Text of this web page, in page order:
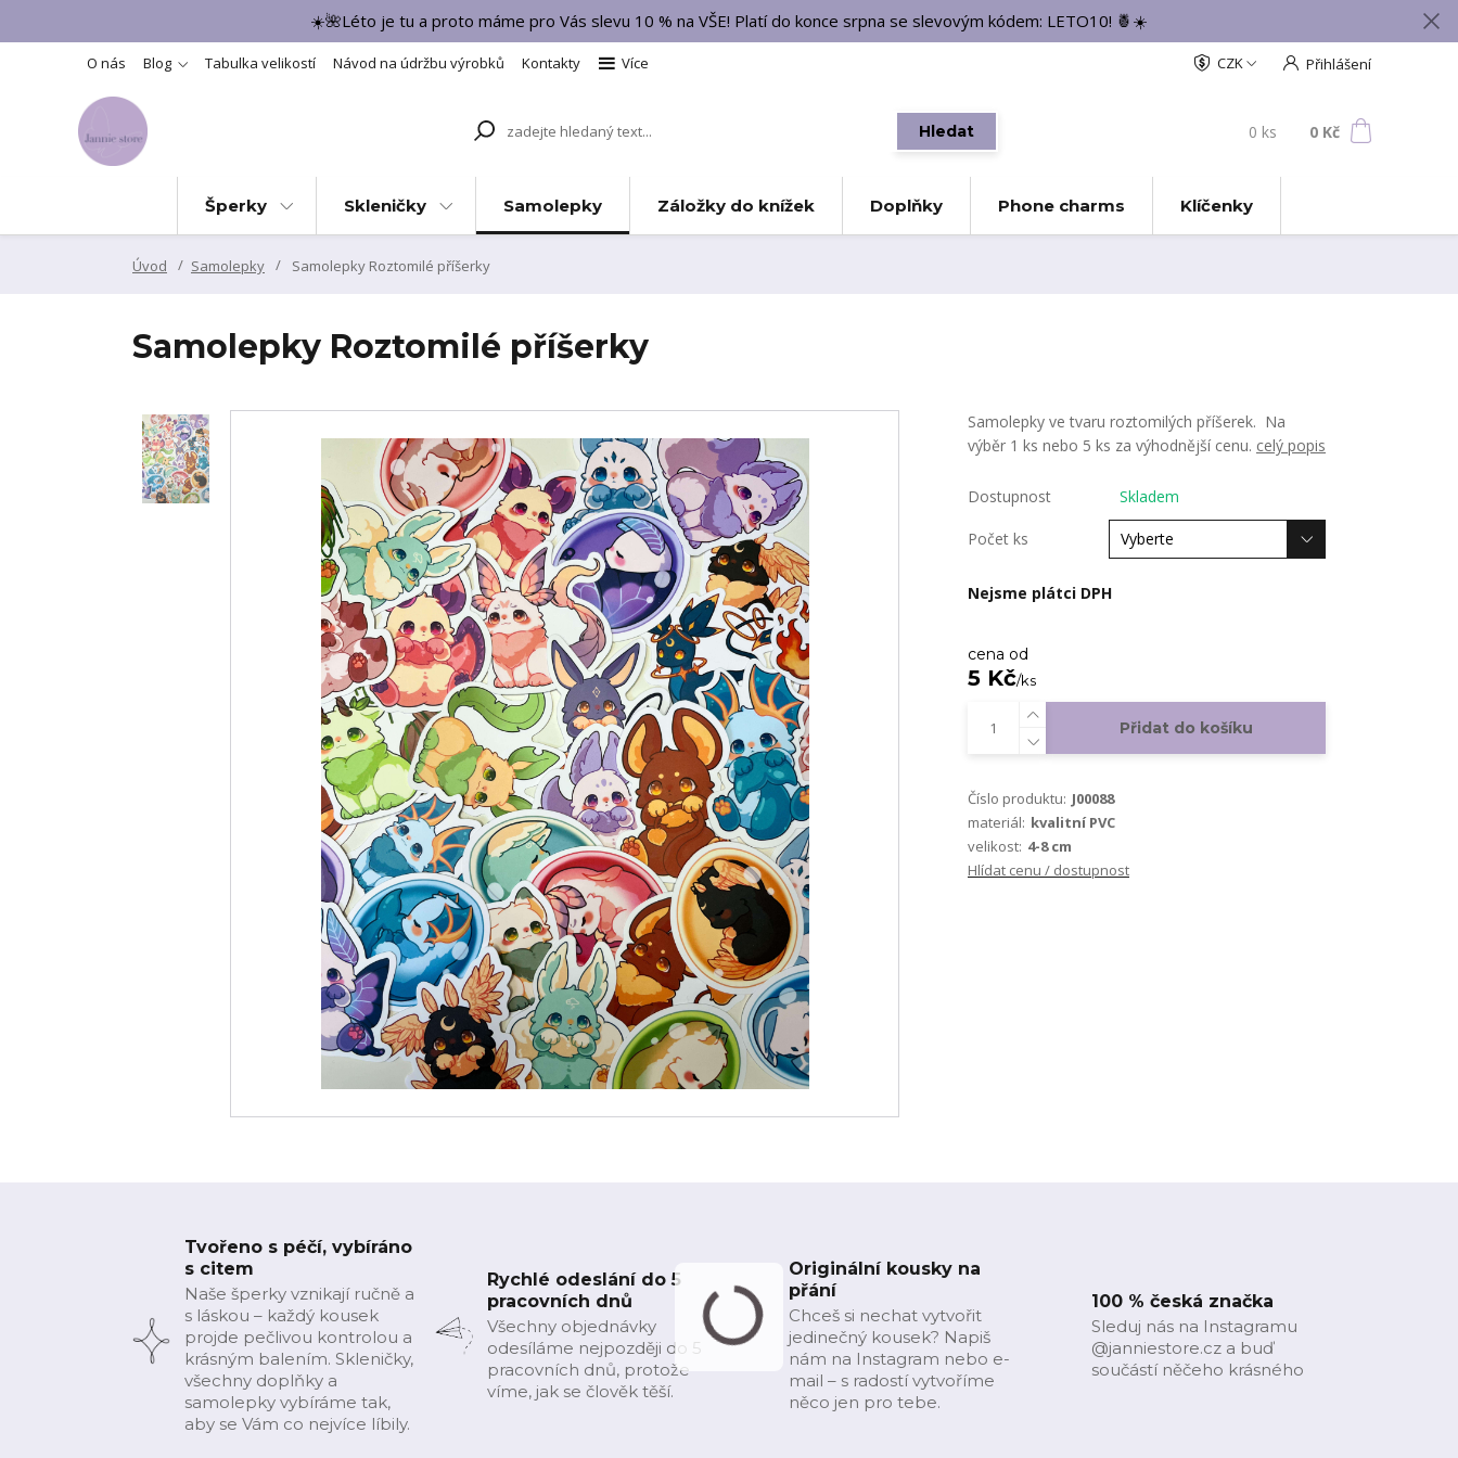
☀️🌺Léto je tu a proto máme pro Vás slevu 10 % na VŠE! Platí do konce srpna se slevovým kódem: LETO10! 🍍☀️
O nás Blog Tabulka velikostí Návod na údržbu výrobků Kontakty Více CZK Přihlášení
Hledat 0 ks 0 Kč
Šperky Skleničky Samolepky Záložky do knížek Doplňky Phone charms Klíčenky
Úvod Samolepky Samolepky Roztomilé příšerky
Samolepky Roztomilé příšerky
Samolepky ve tvaru roztomilých příšerek. Na
výběr 1 ks nebo 5 ks za výhodnější cenu. celý popis
Dostupnost Skladem
Počet ks
Nejsme plátci DPH
cena od
5 Kč/ks
Přidat do košíku
Číslo produktu: J00088
materiál: kvalitní PVC
velikost: 4-8 cm
Hlídat cenu / dostupnost
Tvořeno s péčí, vybíráno
s citem
Naše šperky vznikají ručně a
s láskou – každý kousek
projde pečlivou kontrolou a
krásným balením. Skleničky,
všechny doplňky a
samolepky vybíráme tak,
aby se Vám co nejvíce líbily.
Rychlé odeslání do 5
pracovních dnů
Všechny objednávky
odesíláme nejpozději do 5
pracovních dnů, protože
víme, jak se člověk těší.
Originální kousky na
přání
Chceš si nechat vytvořit
jedinečný kousek? Napiš
nám na Instagram nebo e-
mail – s radostí vytvoříme
něco jen pro tebe.
100 % česká značka
Sleduj nás na Instagramu
@janniestore.cz a buď
součástí něčeho krásného